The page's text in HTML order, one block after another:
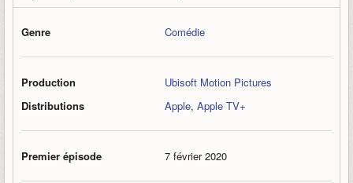
Genre Comédie
Production
Ubisoft Motion Pictures
Distributions
Apple, Apple TV+
Premier épisode 7 février 2020